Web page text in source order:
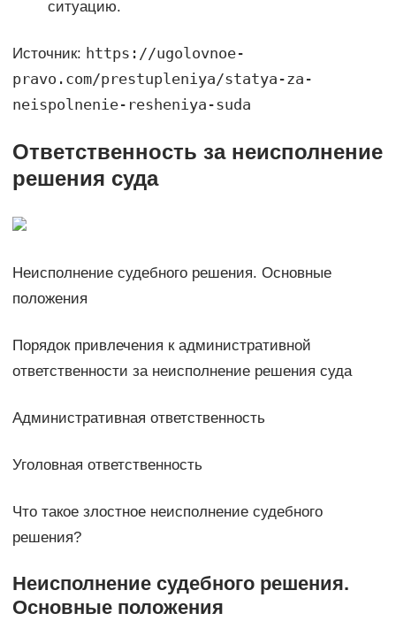
ситуацию.
Источник: https://ugolovnoe-
pravo.com/prestupleniya/statya-za-
neispolnenie-resheniya-suda
Ответственность за неисполнение
решения суда
Неисполнение судебного решения. Основные
положения
Порядок привлечения к административной
ответственности за неисполнение решения суда
Административная ответственность
Уголовная ответственность
Что такое злостное неисполнение судебного
решения?
Неисполнение судебного решения.
Основные положения